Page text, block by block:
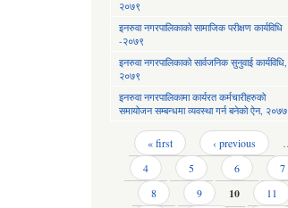
२०७९
इनरुवा नगरपालिकाको सामाजिक परीक्षण कार्यविधि
-२०७९
इनरुवा नगरपालिकाको सार्वजनिक सुनुवाई कार्यविधि,
२०७९
इनरुवा नगरपालिकामा कार्यरत कर्मचारीहरुको
समायोजन सम्बन्धमा व्यवस्था गर्न बनेको ऐन, २०७७
Pages « first ‹ previous
4
5 6
7
8
9 10
11